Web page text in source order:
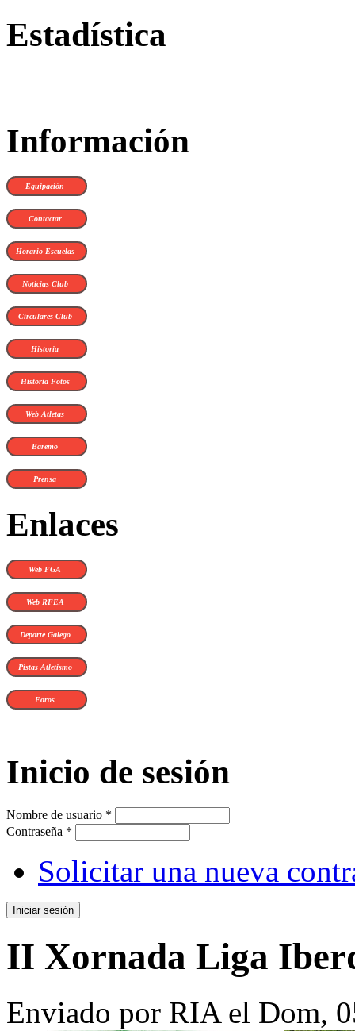
Estadística
Información
Equipación
Contactar
Horario Escuelas
Noticias Club
Circulares Club
Historia
Historia Fotos
Web Atletas
Baremo
Prensa
Enlaces
Web FGA
Web RFEA
Deporte Galego
Pistas Atletismo
Foros
Inicio de sesión
Nombre de usuario *
Contraseña *
Solicitar una nueva
II Xornada Liga
Enviado por RIAel Dom,